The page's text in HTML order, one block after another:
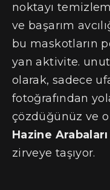
noktayı
ve başarım
bu maskotların
yan aktivite.
olarak, sadece
fotoğrafından
çözdüğünüz ve o
Hazine Arabaları
zirveye taşıyor.